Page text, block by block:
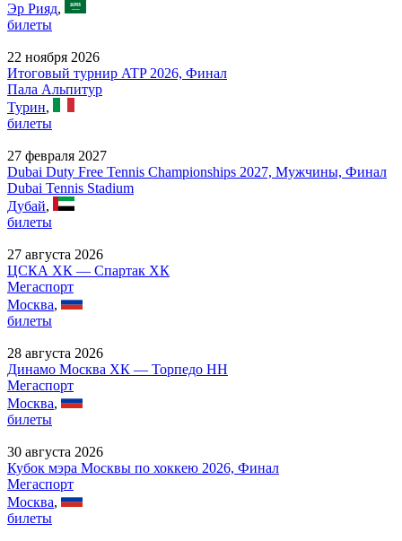
Эр Рияд,
билеты
22 ноября 2026
Итоговый турнир ATP 2026, Финал
Пала Альпитур
Турин,
билеты
27 февраля 2027
Dubai Duty Free Tennis Championships 2027, Мужчины, Финал
Dubai Tennis Stadium
Дубай,
билеты
27 августа 2026
ЦСКА ХК — Спартак ХК
Мегаспорт
Москва,
билеты
28 августа 2026
Динамо Москва ХК — Торпедо НН
Мегаспорт
Москва,
билеты
30 августа 2026
Кубок мэра Москвы по хоккею 2026, Финал
Мегаспорт
Москва,
билеты